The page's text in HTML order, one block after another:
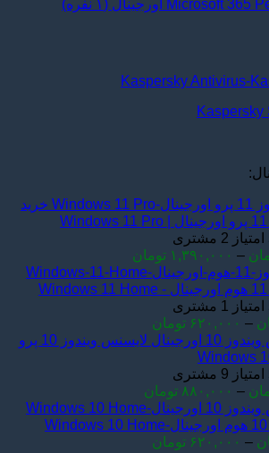
Kaspersky
خرید
2 مشتری
– ۱,۳۹۰,۰۰۰ تومان
range:
۱,۳۹۰,۰۰۰ تومان
1 مشتری
– ۶۲۰,۰۰۰ تومان
range:
۶,۲۴۰,۰۰۰ تومان
لایسنس ویندوز 10 پرو
9 مشتری
– ۸۸۰,۰۰۰ تومان
range:
۸۸۰,۰۰۰ تومان
– ۶۲۰,۰۰۰ تومان